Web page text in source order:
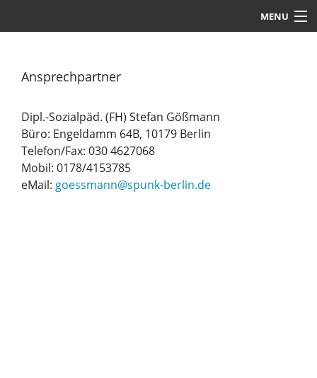
MENU
Über uns
Angebote
Stellenangebote
Kontakt
Ansprechpartner
Dipl.-Sozialpäd. (FH) Stefan Gößmann
Büro: Engeldamm 64B, 10179 Berlin
Telefon/Fax: 030 4627068
Mobil: 0178/4153785
eMail: goessmann@spunk-berlin.de